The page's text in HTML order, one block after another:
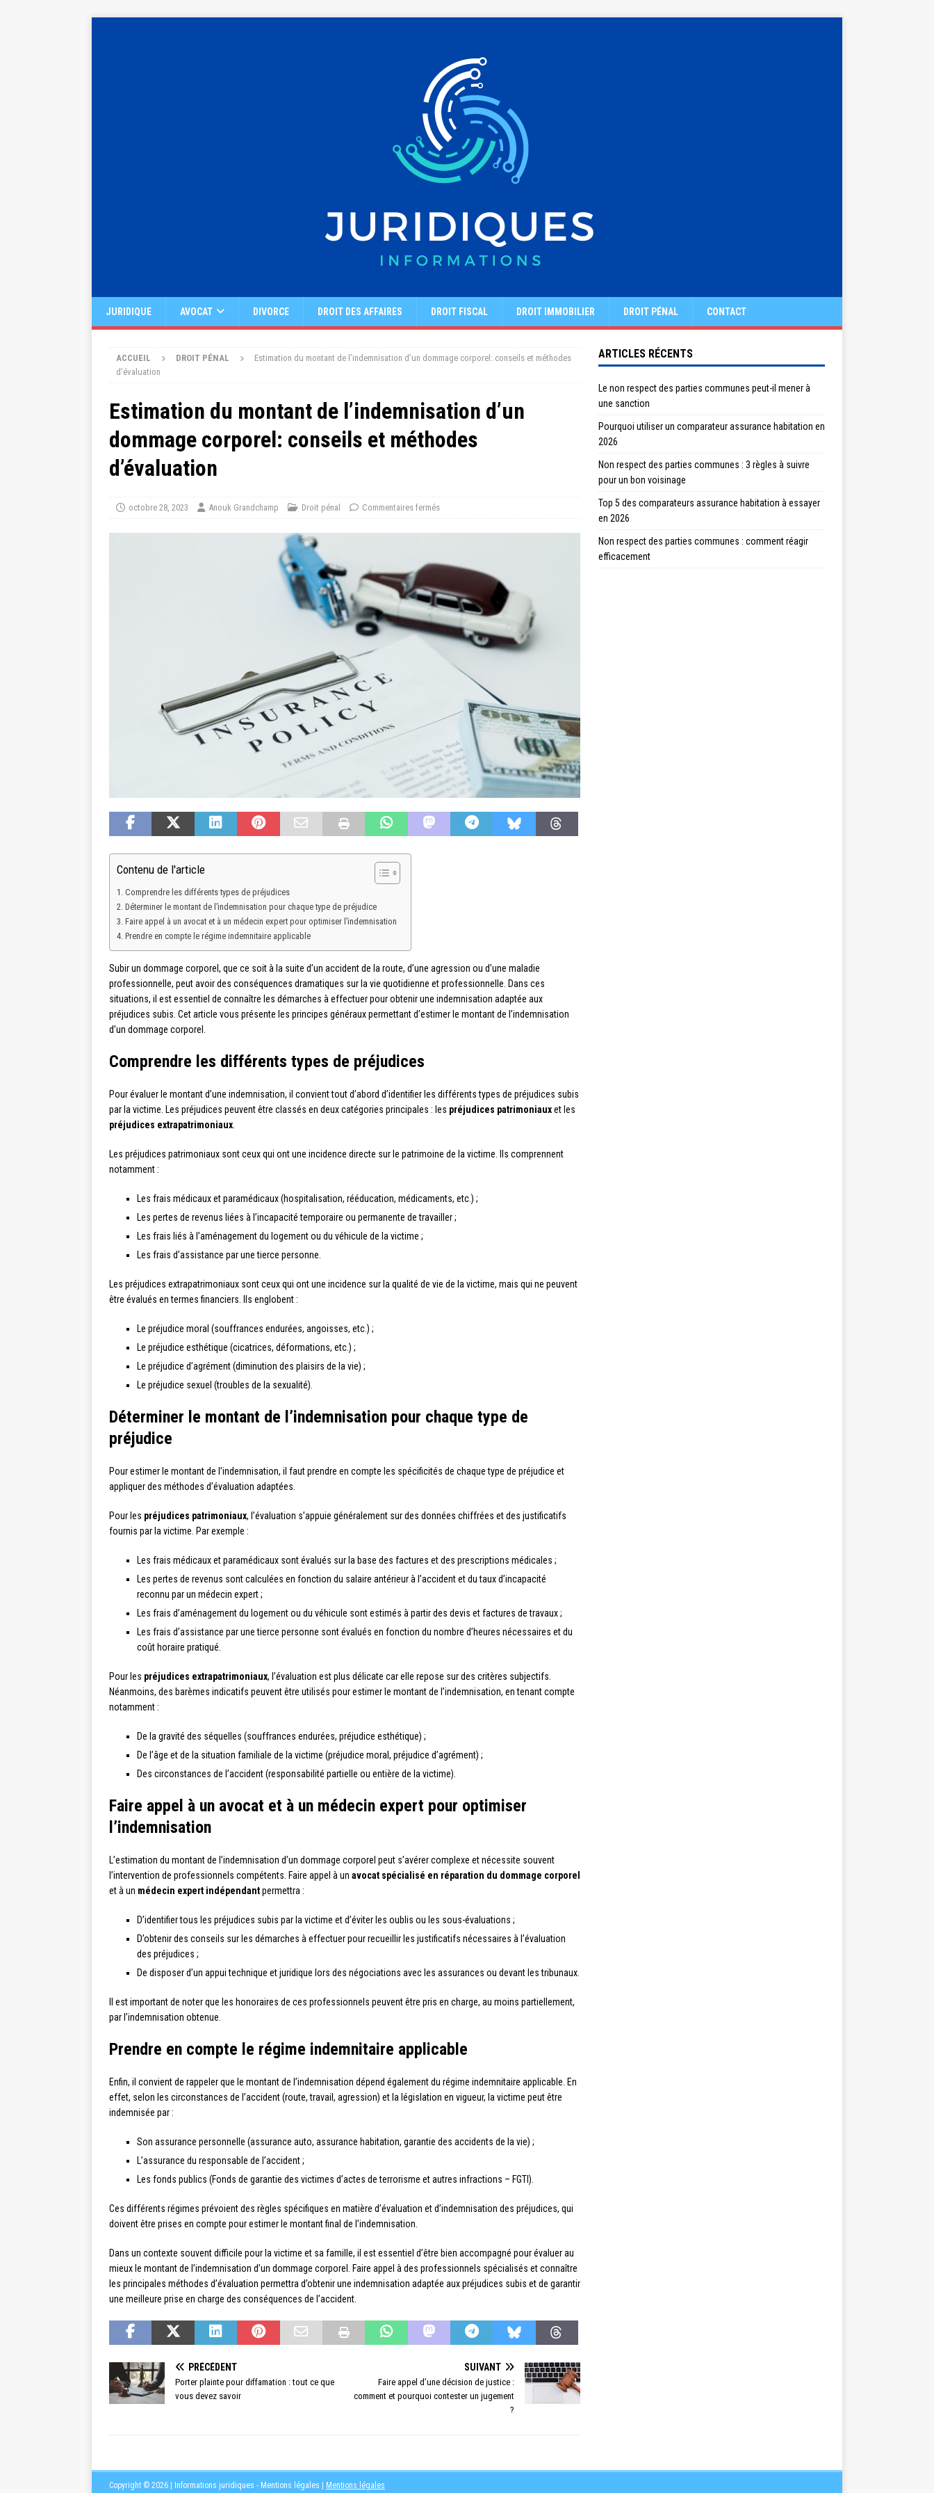
JURIDIQUE AVOCAT DIVORCE DROIT DES AFFAIRES DROIT FISCAL DROIT IMMOBILIER DROIT PÉNAL CONTACT
ACCUEIL DROIT PÉNAL
Estimation du montant de l’indemnisation d’un dommage corporel: conseils et méthodes
d’évaluation
Estimation du montant de l’indemnisation d’un
dommage corporel: conseils et méthodes
d’évaluation
octobre 28, 2023 Anouk Grandchamp Droit pénal Commentaires fermés
Contenu de l'article
Comprendre les différents types de préjudices
Déterminer le montant de l’indemnisation pour chaque type de préjudice
Faire appel à un avocat et à un médecin expert pour optimiser l’indemnisation
Prendre en compte le régime indemnitaire applicable
Subir un dommage corporel, que ce soit à la suite d’un accident de la route, d’une agression ou d’une maladie
professionnelle, peut avoir des conséquences dramatiques sur la vie quotidienne et professionnelle. Dans ces
situations, il est essentiel de connaître les démarches à effectuer pour obtenir une indemnisation adaptée aux
préjudices subis. Cet article vous présente les principes généraux permettant d’estimer le montant de l’indemnisation
d’un dommage corporel.
Comprendre les différents types de préjudices
Pour évaluer le montant d’une indemnisation, il convient tout d’abord d’identifier les différents types de préjudices subis
par la victime. Les préjudices peuvent être classés en deux catégories principales : les préjudices patrimoniauxet les
préjudices extrapatrimoniaux
Les préjudices patrimoniaux sont ceux qui ont une incidence directe sur le patrimoine de la victime. Ils comprennent
notamment :
Les frais médicaux et paramédicaux (hospitalisation, rééducation, médicaments, etc.) ;
Les pertes de revenus liées à l’incapacité temporaire ou permanente de travailler ;
Les frais liés à l’aménagement du logement ou du véhicule de la victime ;
Les frais d’assistance par une tierce personne.
Les préjudices extrapatrimoniaux sont ceux qui ont une incidence sur la qualité de vie de la victime, mais qui ne peuvent
être évalués en termes financiers. Ils englobent :
Le préjudice moral (souffrances endurées, angoisses, etc.) ;
Le préjudice esthétique (cicatrices, déformations, etc.) ;
Le préjudice d’agrément (diminution des plaisirs de la vie) ;
Le préjudice sexuel (troubles de la sexualité).
Déterminer le montant de l’indemnisation pour chaque type de
préjudice
Pour estimer le montant de l’indemnisation, il faut prendre en compte les spécificités de chaque type de préjudice et
appliquer des méthodes d’évaluation adaptées.
Pour les préjudices patrimoniaux, l’évaluation s’appuie généralement sur des données chiffrées et des justificatifs
fournis par la victime. Par exemple :
Les frais médicaux et paramédicaux sont évalués sur la base des factures et des prescriptions médicales ;
Les pertes de revenus sont calculées en fonction du salaire antérieur à l’accident et du taux d’incapacité
reconnu par un médecin expert ;
Les frais d’aménagement du logement ou du véhicule sont estimés à partir des devis et factures de travaux ;
Les frais d’assistance par une tierce personne sont évalués en fonction du nombre d’heures nécessaires et du
coût horaire pratiqué.
Pour les préjudices extrapatrimoniaux, l’évaluation est plus délicate car elle repose sur des critères subjectifs.
Néanmoins, des barèmes indicatifs peuvent être utilisés pour estimer le montant de l’indemnisation, en tenant compte
notamment :
De la gravité des séquelles (souffrances endurées, préjudice esthétique) ;
De l’âge et de la situation familiale de la victime (préjudice moral, préjudice d’agrément) ;
Des circonstances de l’accident (responsabilité partielle ou entière de la victime).
Faire appel à un avocat et à un médecin expert pour optimiser
l’indemnisation
L’estimation du montant de l’indemnisation d’un dommage corporel peut s’avérer complexe et nécessite souvent
l’intervention de professionnels compétents. Faire appel à un avocat spécialisé en réparation du dommage corporel
et à un médecin expert indépendantpermettra :
D’identifier tous les préjudices subis par la victime et d’éviter les oublis ou les sous-évaluations ;
D’obtenir des conseils sur les démarches à effectuer pour recueillir les justificatifs nécessaires à l’évaluation
des préjudices ;
De disposer d’un appui technique et juridique lors des négociations avec les assurances ou devant les tribunaux.
Il est important de noter que les honoraires de ces professionnels peuvent être pris en charge, au moins partiellement,
par l’indemnisation obtenue.
Prendre en compte le régime indemnitaire applicable
Enfin, il convient de rappeler que le montant de l’indemnisation dépend également du régime indemnitaire applicable. En
effet, selon les circonstances de l’accident (route, travail, agression) et la législation en vigueur, la victime peut être
indemnisée par :
Son assurance personnelle (assurance auto, assurance habitation, garantie des accidents de la vie) ;
L’assurance du responsable de l’accident ;
Les fonds publics (Fonds de garantie des victimes d’actes de terrorisme et autres infractions – FGTI).
Ces différents régimes prévoient des règles spécifiques en matière d’évaluation et d’indemnisation des préjudices, qui
doivent être prises en compte pour estimer le montant final de l’indemnisation.
Dans un contexte souvent difficile pour la victime et sa famille, il est essentiel d’être bien accompagné pour évaluer au
mieux le montant de l’indemnisation d’un dommage corporel. Faire appel à des professionnels spécialisés et connaître
les principales méthodes d’évaluation permettra d’obtenir une indemnisation adaptée aux préjudices subis et de garantir
une meilleure prise en charge des conséquences de l’accident.
PRÉCÉDENT
Porter plainte pour diffamation : tout ce que
vous devez savoir
SUIVANT
Faire appel d’une décision de justice :
comment et pourquoi contester un jugement
?
ARTICLES RÉCENTS
Le non respect des parties communes peut-il mener à
une sanction
Pourquoi utiliser un comparateur assurance habitation en
2026
Non respect des parties communes : 3 règles à suivre
pour un bon voisinage
Top 5 des comparateurs assurance habitation à essayer
en 2026
Non respect des parties communes : comment réagir
efficacement
Copyright © 2026 | Informations juridiques - Mentions légales Mentions légales